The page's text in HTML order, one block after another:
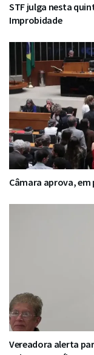
STF julga nesta
Improbidade
Câmara aprova, em
Vereadora alerta